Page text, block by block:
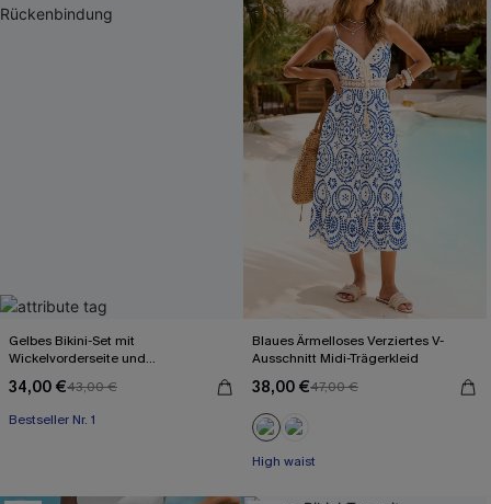
Gelbes Bikini-Set mit
Wickelvorderseite und
34,00 €43,00 €
Bestseller Nr. 1
Blaues Ärmelloses Verziertes V-
Ausschnitt Midi-Trägerkleid
38,00 €47,00 €
High waist